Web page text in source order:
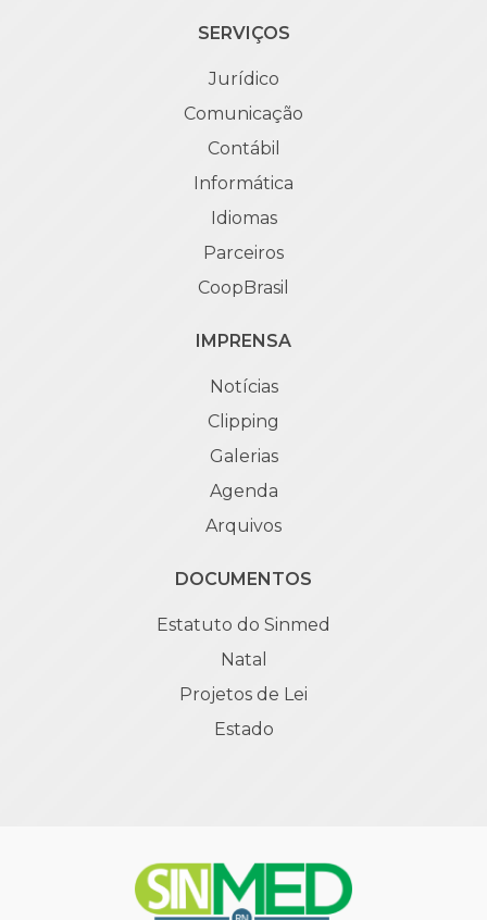
SERVIÇOS
Jurídico
Comunicação
Contábil
Informática
Idiomas
Parceiros
CoopBrasil
IMPRENSA
Notícias
Clipping
Galerias
Agenda
Arquivos
DOCUMENTOS
Estatuto do Sinmed
Natal
Projetos de Lei
Estado